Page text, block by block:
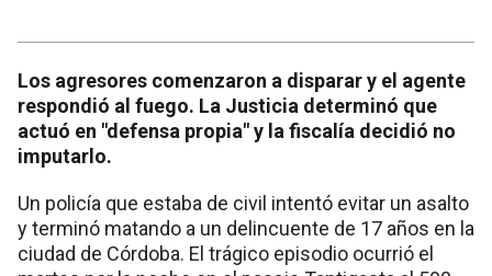
Los agresores comenzaron a disparar y el agente
respondió al fuego. La Justicia determinó que
actuó en "defensa propia" y la fiscalía decidió no
imputarlo.
Un policía que estaba de civil intentó evitar un asalto
y terminó matando a un delincuente de 17 años en la
ciudad de Córdoba. El trágico episodio ocurrió el